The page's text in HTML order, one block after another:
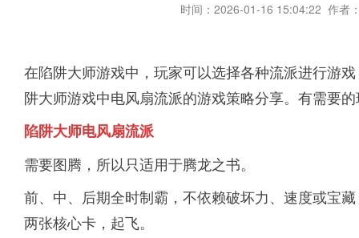
时间：2026-01-16 15:04:22 作者
在陷阱大师游戏中，玩家可以选择各种流派进行游
阱大师游戏中电风扇流派的游戏策略分享。有需要
陷阱大师电风扇流派
需要图腾，所以只适用于腾龙之书。
前、中、后期全时制霸，不依赖破坏力、速度或宝
两张核心卡，起飞。